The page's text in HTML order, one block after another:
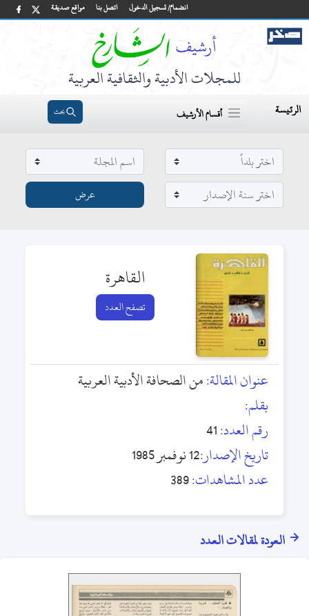
مواقع صديقة اتصل بنا انضمام/ تسجيل الدخول
للمجلات الأدبية والثقافية العربية
الرئيسة أقسام الأرشيف بحث
القاهرة
تصفح العدد
عنوان المقالة:من الصحافة الأدبية العربية
بقلم:
رقم العدد:41
تاريخ الإصدار:12 نوفمبر 1985
عدد المشاهدات:389
العودة لمقالات العدد